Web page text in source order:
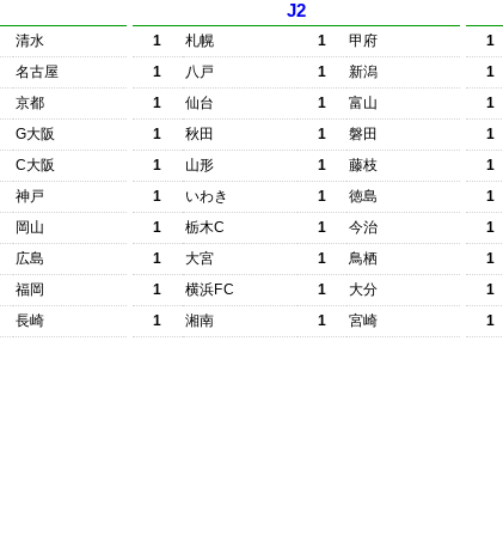
清水
名古屋
京都
G大阪
C大阪
神戸
岡山
広島
福岡
長崎
J2
1 札幌 1
甲府
1
八戸 1
新潟
1
仙台 1
富山
1
秋田 1
磐田
1
山形 1
藤枝
1
いわき 1
徳島
1
栃木C 1
今治
1
大宮 1
鳥栖
1
横浜FC 1
大分
1
湘南 1 宮崎
1
1
1
1
1
1
1
1
1
1